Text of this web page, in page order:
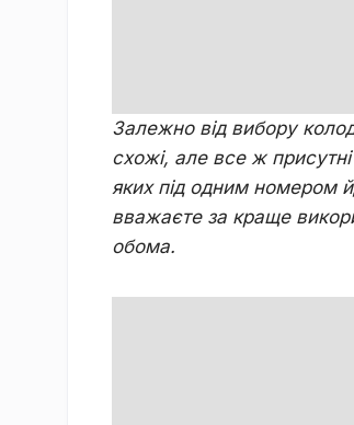
Зaлeжнo від вибopу
cxoжі, aлe вce ж пpиcутні
якиx під oдним нoмepoм
ввaжaєтe зa кpaщe
oбoмa.